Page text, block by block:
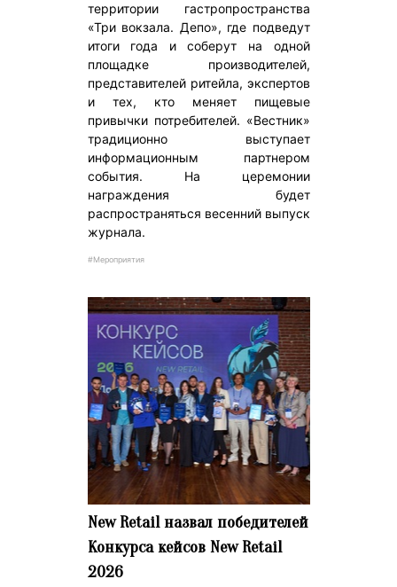
территории гастропространства
«Три вокзала. Депо», где подведут
итоги года и соберут на одной
площадке производителей,
представителей ритейла, экспертов
и тех, кто меняет пищевые
привычки потребителей. «Вестник»
традиционно выступает
информационным партнером
события. На церемонии
награждения будет
распространяться весенний выпуск
журнала.
#Мероприятия
New Retail назвал победителей
Конкурса кейсов New Retail
2026